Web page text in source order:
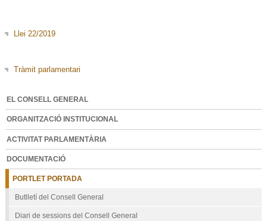
Llei 22/2019
Tràmit parlamentari
EL CONSELL GENERAL
ORGANITZACIÓ INSTITUCIONAL
ACTIVITAT PARLAMENTÀRIA
DOCUMENTACIÓ
PORTLET PORTADA
Butlletí del Consell General
Diari de sessions del Consell General